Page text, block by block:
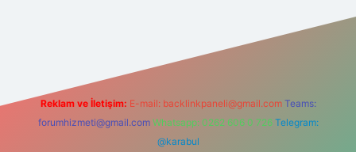
Reklam ve İletişim: E-mail: backlinkpaneli@gmail.com Teams:
forumhizmeti@gmail.com Whatsapp: 0262 606 0 726 Telegram:
@karabul